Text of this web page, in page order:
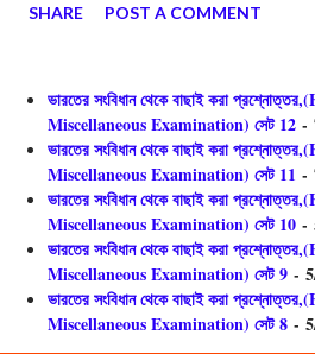
অংশে নদীপথের ঢাল খুব বেশি হয়, ফলে নদীর
ক্ষয়জাত পদার্থ ও প্রস্তরখণ্ডকে সবেগে বহনও করে।
প্রধানত চারটি প্রক্রিয়ার দ্বারা সম্পন্ন হয়। এই
ক্ষয়, জলপ্রবাহ ক্ষয় ও দ্রবণ ক্ষয়। নদীর ক্ষয়কাজের
যেমন: (১) ইংরেজি "।" এবং "V" অক্ষরের মতো
গতিপথের প্রথম অবস্থায় প্রবল বেগে নদী তার
SHARE POST A COMMENT
ভারতের সংবিধান থেকে বাছাই করা
Miscellaneous Examination) সেট 12 -
ভারতের সংবিধান থেকে বাছাই করা
Miscellaneous Examination) সেট 11 -
ভারতের সংবিধান থেকে বাছাই করা
Miscellaneous Examination) সেট 10 -
ভারতের সংবিধান থেকে বাছাই করা
Miscellaneous Examination) সেট 9 -
ভারতের সংবিধান থেকে বাছাই করা
Miscellaneous Examination) সেট 8 -